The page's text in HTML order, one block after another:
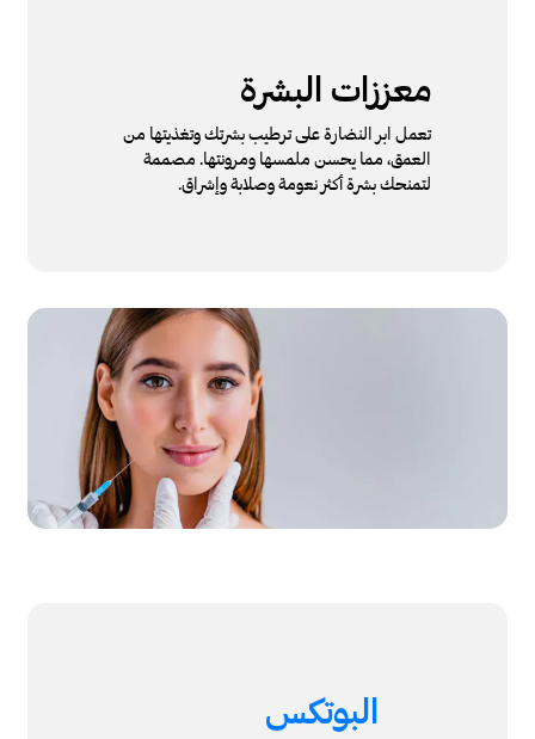
معززات البشرة
تعمل ابر النضارة على ترطيب بشرتك وتغذيتها من
العمق، مما يحسن ملمسها ومرونتها. مصممة
لتمنحك بشرة أكثر نعومة وصلابة وإشراق.
البوتكس